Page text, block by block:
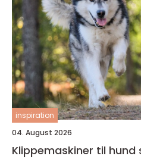
inspiration
04. August 2026
Klippemaskiner til hund slik velger du riktig og